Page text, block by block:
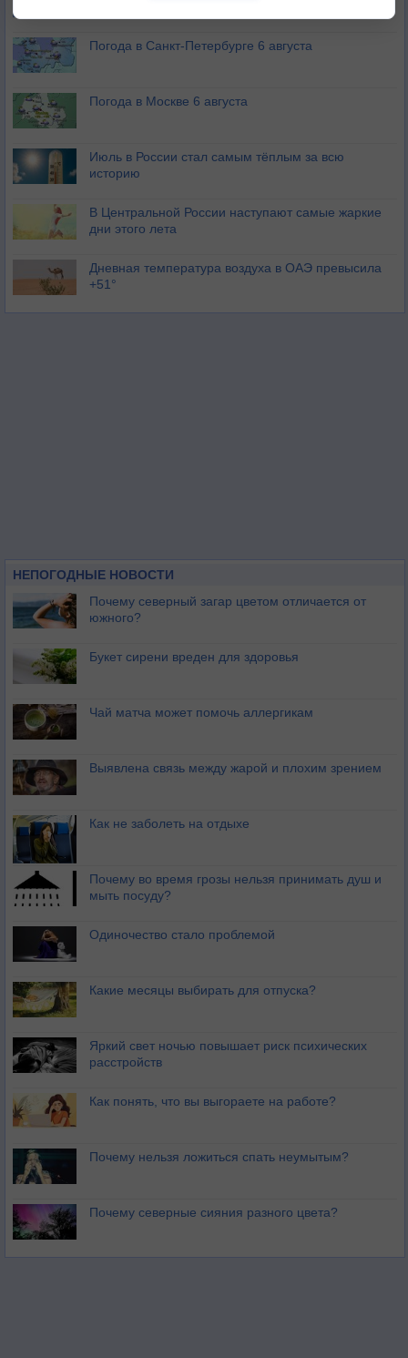
Погода в Санкт-Петербурге 6 августа
Погода в Москве 6 августа
Июль в России стал самым тёплым за всю
историю
В Центральной России наступают самые жаркие
дни этого лета
Дневная температура воздуха в ОАЭ превысила
+51°
НЕПОГОДНЫЕ НОВОСТИ
Почему северный загар цветом отличается от
южного?
Букет сирени вреден для здоровья
Чай матча может помочь аллергикам
Выявлена связь между жарой и плохим зрением
Как не заболеть на отдыхе
Почему во время грозы нельзя принимать душ и
мыть посуду?
Одиночество стало проблемой
Какие месяцы выбирать для отпуска?
Яркий свет ночью повышает риск психических
расстройств
Как понять, что вы выгораете на работе?
Почему нельзя ложиться спать неумытым?
Почему северные сияния разного цвета?